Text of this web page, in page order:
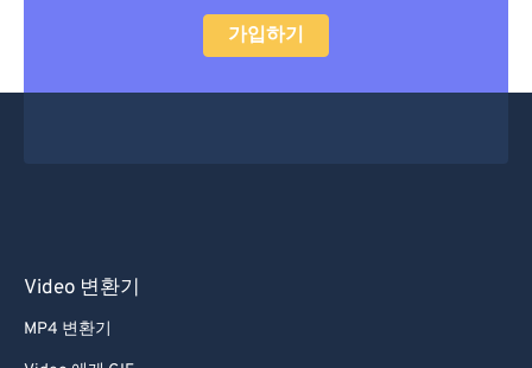
가입하기
Video 변환기
MP4 변환기